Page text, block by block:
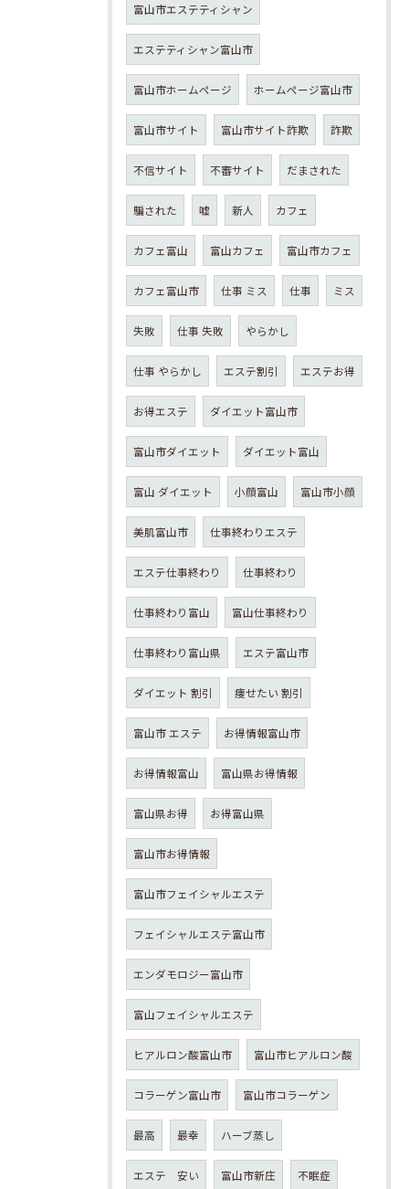
富山市エステティシャン
エステティシャン富山市
富山市ホームページ ホームページ富山市
富山市サイト 富山市サイト詐欺 詐欺
不信サイト 不審サイト だまされた
騙された 嘘 新人 カフェ
カフェ富山 富山カフェ 富山市カフェ
カフェ富山市 仕事 ミス 仕事 ミス
失敗 仕事 失敗 やらかし
仕事 やらかし エステ割引 エステお得
お得エステ ダイエット富山市
富山市ダイエット ダイエット富山
富山 ダイエット 小顔富山 富山市小顔
美肌富山市 仕事終わりエステ
エステ仕事終わり 仕事終わり
仕事終わり富山 富山仕事終わり
仕事終わり富山県 エステ富山市
ダイエット 割引 痩せたい 割引
富山市 エステ お得情報富山市
お得情報富山 富山県お得情報
富山県お得 お得富山県
富山市お得情報
富山市フェイシャルエステ
フェイシャルエステ富山市
エンダモロジー富山市
富山フェイシャルエステ
ヒアルロン酸富山市 富山市ヒアルロン酸
コラーゲン富山市 富山市コラーゲン
最高 最幸 ハーブ蒸し
エステ 安い 富山市新庄 不眠症